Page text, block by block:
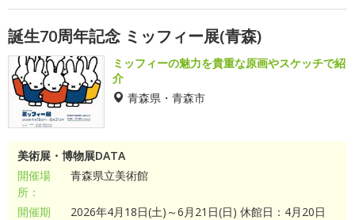
誕生70周年記念 ミッフィー展(青森)
ミッフィーの魅力を貴重な原画やスケッチで紹
介
青森県・青森市
美術展・博物展DATA
開催場
所：
青森県立美術館
開催期
2026年4月18日(土)～6月21日(日) 休館日：4月20日